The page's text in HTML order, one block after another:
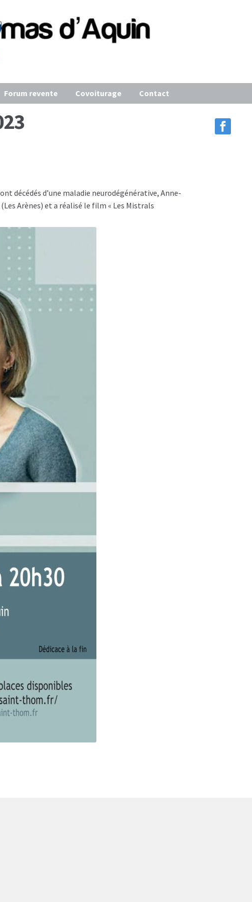
Forum revente Covoiturage Contact
décédés d’une maladie neurodégénérative, Anne-
Arènes) et a réalisé le film « Les Mistrals